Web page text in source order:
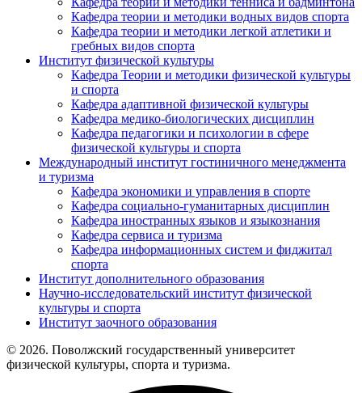
Кафедра теории и методики водных видов спорта
Кафедра теории и методики легкой атлетики и
гребных видов спорта
Институт физической культуры
Кафедра Теории и методики физической культуры
и спорта
Кафедра адаптивной физической культуры
Кафедра медико-биологических дисциплин
Кафедра педагогики и психологии в сфере
физической культуры и спорта
Международный институт гостиничного менеджмента
и туризма
Кафедра экономики и управления в спорте
Кафедра социально-гуманитарных дисциплин
Кафедра иностранных языков и языкознания
Кафедра сервиса и туризма
Кафедра информационных систем и фиджитал
спорта
Институт дополнительного образования
Научно-исследовательский институт физической
культуры и спорта
Институт заочного образования
© 2026. Поволжский государственный университет
физической культуры, спорта и туризма.